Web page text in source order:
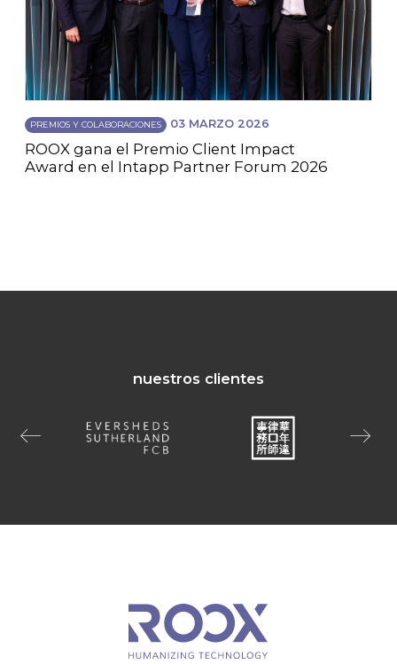
PREMIOS Y COLABORACIONES 03 MARZO 2026
ROOX gana el Premio Client Impact
Award en el Intapp Partner Forum 2026
nuestros clientes